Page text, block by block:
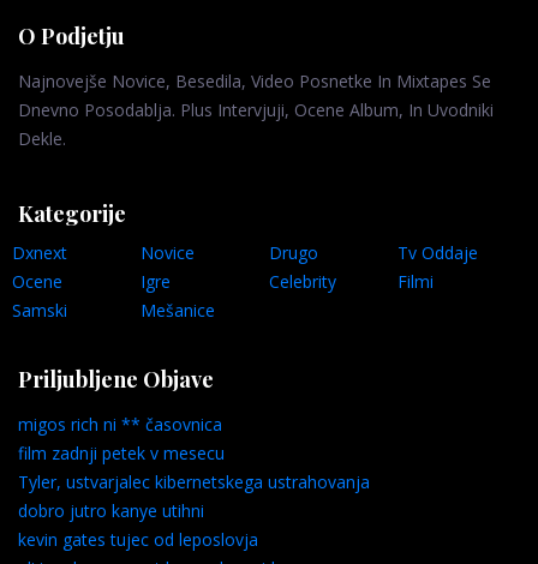
O Podjetju
Najnovejše Novice, Besedila, Video Posnetke In Mixtapes Se
Dnevno Posodablja. Plus Intervjuji, Ocene Album, In Uvodniki
Dekle.
Kategorije
Dxnext Novice Drugo
Tv Oddaje
Ocene
Igre Celebrity
Filmi
Samski
Mešanice
Priljubljene Objave
migos rich ni ** časovnica
film zadnji petek v mesecu
Tyler, ustvarjalec kibernetskega ustrahovanja
dobro jutro kanye utihni
kevin gates tujec od leposlovja